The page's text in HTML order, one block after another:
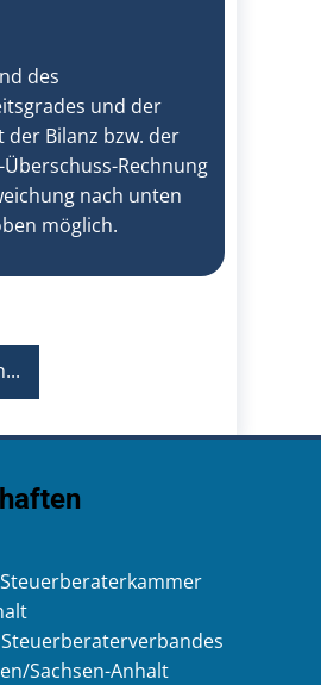
des
und der
der Bilanz bzw. der
Rechnung
nach unten
möglich.
Sachsen-Anhalt